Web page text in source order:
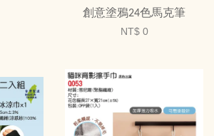
創意塗鴉24色馬克筆
NT$ 0